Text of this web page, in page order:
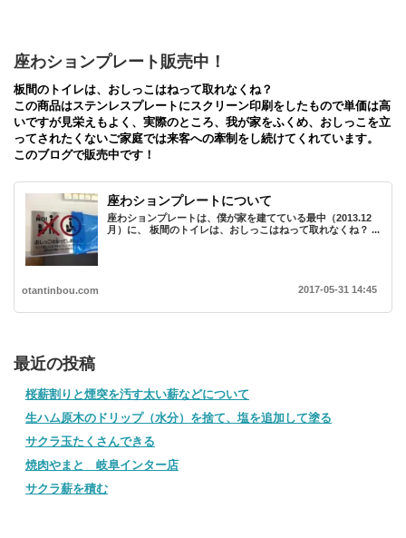
座わションプレート販売中！
板間のトイレは、おしっこはねって取れなくね？
この商品はステンレスプレートにスクリーン印刷をしたもので単価は高
いですが見栄えもよく、実際のところ、我が家をふくめ、おしっこを立
ってされたくないご家庭では来客への牽制をし続けてくれています。
このブログで販売中です！
座わションプレートについて
座わションプレートは、僕が家を建てている最中（2013.12
月）に、 板間のトイレは、おしっこはねって取れなくね？ ...
otantinbou.com 2017-05-31 14:45
最近の投稿
桜薪割りと煙突を汚す太い薪などについて
生ハム原木のドリップ（水分）を捨て、塩を追加して塗る
サクラ玉たくさんできる
焼肉やまと 岐阜インター店
サクラ薪を積む